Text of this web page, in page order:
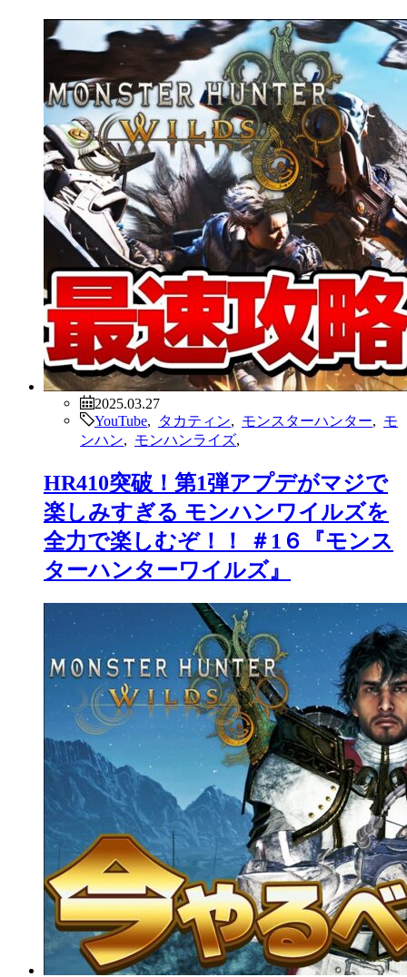
2025.03.27
YouTube
タカティン モンスターハンター
モ
ンハン
モンハンライズ
HR410突破！第1弾アプデがマジで
楽しみすぎる モンハンワイルズを
全力で楽しむぞ！！ ＃1６『モンス
ターハンターワイルズ』